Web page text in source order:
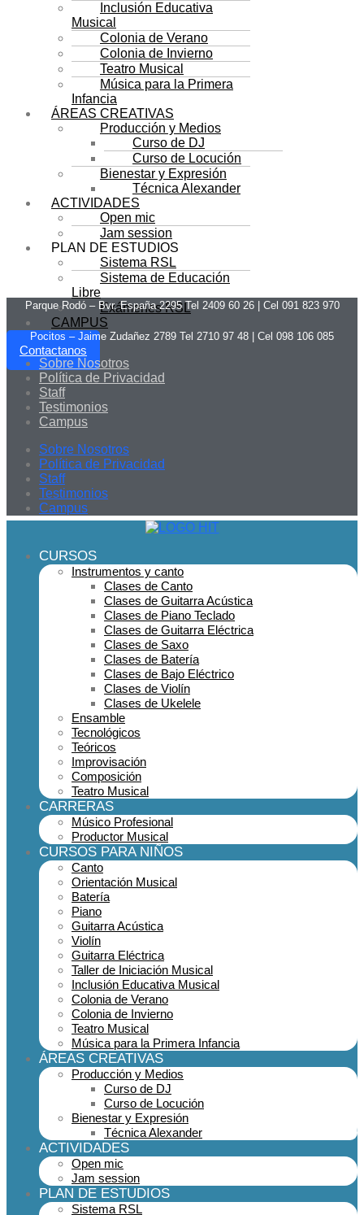
Inclusión Educativa
Musical
Colonia de Verano
Colonia de Invierno
Teatro Musical
Música para la Primera
Infancia
ÁREAS CREATIVAS
Producción y Medios
Curso de DJ
Curso de Locución
Bienestar y Expresión
Técnica Alexander
ACTIVIDADES
Open mic
Jam session
PLAN DE ESTUDIOS
Sistema RSL
Sistema de Educación
Libre
Exámenes RSL
CAMPUS
Contactanos
Parque Rodó – Bvr. España 2295 Tel 2409 60 26 | Cel 091 823 970
Pocitos – Jaime Zudañez 2789 Tel 2710 97 48 Cel 098 106 085
Sobre Nosotros
Política de Privacidad
Staff
Testimonios
Campus
Sobre Nosotros
Política de Privacidad
Staff
Testimonios
Campus
CURSOS
Instrumentos y canto
Clases de Canto
Clases de Guitarra Acústica
Clases de Piano Teclado
Clases de Guitarra Eléctrica
Clases de Saxo
Clases de Batería
Clases de Bajo Eléctrico
Clases de Violín
Clases de Ukelele
Ensamble
Tecnológicos
Teóricos
Improvisación
Composición
Teatro Musical
CARRERAS
Músico Profesional
Productor Musical
CURSOS PARA NIÑOS
Canto
Orientación Musical
Batería
Piano
Guitarra Acústica
Violín
Guitarra Eléctrica
Taller de Iniciación Musical
Inclusión Educativa Musical
Colonia de Verano
Colonia de Invierno
Teatro Musical
Música para la Primera Infancia
ÁREAS CREATIVAS
Producción y Medios
Curso de DJ
Curso de Locución
Bienestar y Expresión
Técnica Alexander
ACTIVIDADES
Open mic
Jam session
PLAN DE ESTUDIOS
Sistema RSL